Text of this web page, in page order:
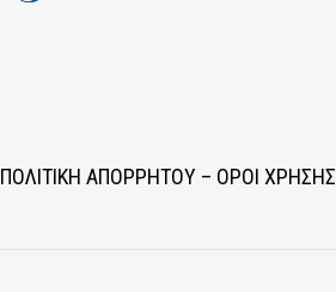
ΠΟΛΙΤΙΚΗ ΑΠΟΡΡΗΤΟΥ – ΟΡΟΙ ΧΡΗΣΗΣ